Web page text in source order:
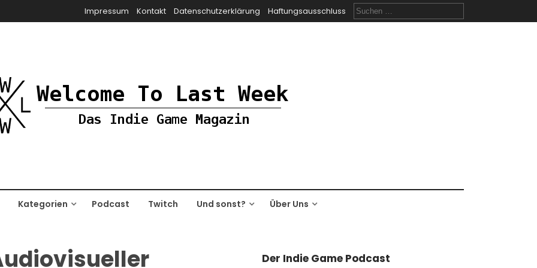
Impressum Kontakt Datenschutzerklärung Haftungsausschluss
Suchen
nach:
Kategorien Podcast Twitch Und sonst? Über Uns
Der Indie Game Podcast